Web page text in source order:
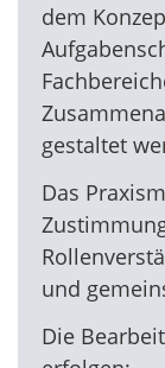
dem
gestaltet
Das
und
Die